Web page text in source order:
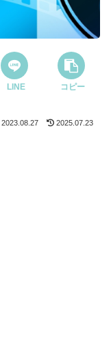
LINE コピー
2023.08.27 2025.07.23